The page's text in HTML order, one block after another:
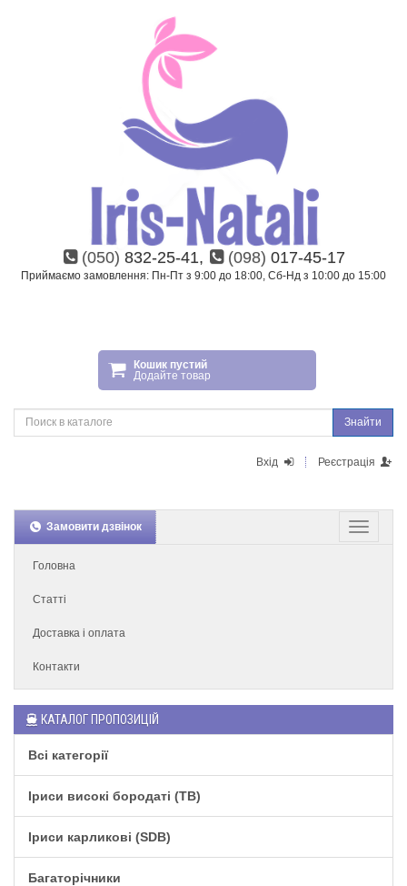
(050) 832-25-41, (098) 017-45-17
Приймаємо замовлення: Пн-Пт з 9:00 до 18:00, Сб-Нд з 10:00 до 15:00
Кошик пустий
Додайте товар
Знайти
Вхід Реєстрація
Замовити дзвінок
Головна
Статті
Доставка і оплата
Контакти
КАТАЛОГ ПРОПОЗИЦІЙ
Всі категорії
Іриси високі бородаті (TB)
Іриси карликові (SDB)
Багаторічники